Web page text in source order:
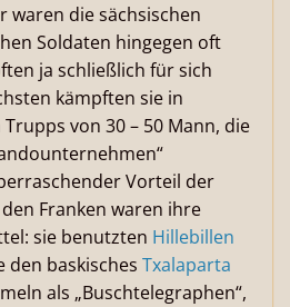
waren die sächsischen
Soldaten hingegen oft
ja schließlich für sich
kämpften sie in
von 30 – 50 Mann, die
Vorteil der
Franken waren ihre
sie benutzten Hillebillen
baskisches Txalaparta
als „Buschtelegraphen“,